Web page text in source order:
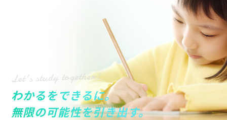
Let's study together!
わかるをできるに。
無限の可能性を引き出す。